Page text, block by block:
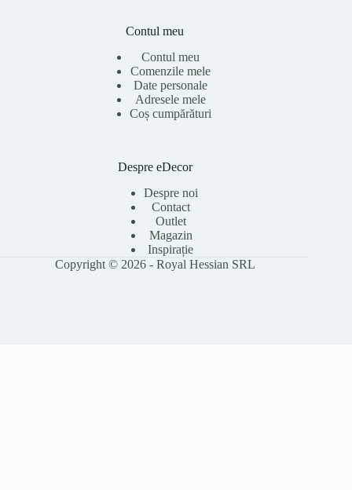
Contul meu
Contul meu
Comenzile mele
Date personale
Adresele mele
Coș cumpărături
Despre eDecor
Despre noi
Contact
Outlet
Magazin
Inspirație
Copyright © 2026 - Royal Hessian SRL